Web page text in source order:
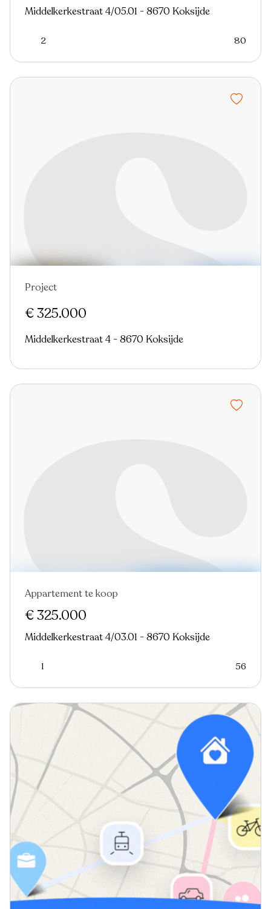
Middelkerkestraat 4/05.01 - 8670 Koksijde
2 80
Nieuw
Project
€ 325.000
Middelkerkestraat 4 - 8670 Koksijde
Nieuw
Appartement te koop
€ 325.000
Middelkerkestraat 4/03.01 - 8670 Koksijde
1 56